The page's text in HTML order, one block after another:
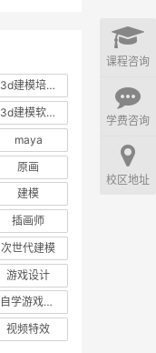
3d建模培训
3d建模软件
maya
原画
建模
插画师
次世代建模
游戏设计
自学游戏建模
视频特效
课程咨询
学费咨询
校区地址